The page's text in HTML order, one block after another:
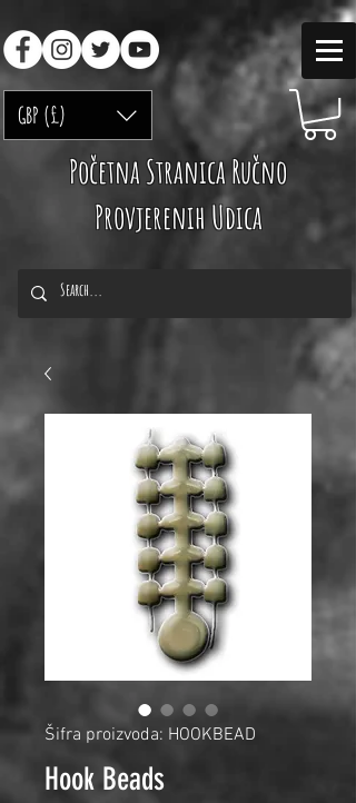
GBP (£)
Početna Stranica Ručno
Provjerenih Udica
Šifra proizvoda: HOOKBEAD
Hook Beads